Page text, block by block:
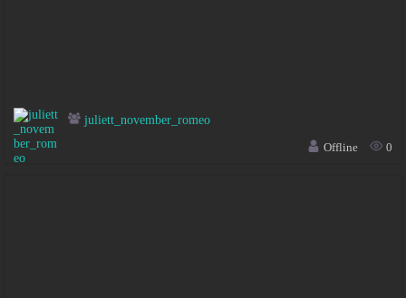
juliett_november_romeo
Offline
0